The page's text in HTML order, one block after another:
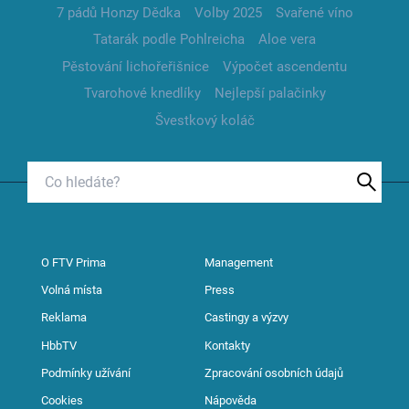
7 pádů Honzy Dědka
Volby 2025
Svařené víno
Tatarák podle Pohlreicha
Aloe vera
Pěstování lichořeřišnice
Výpočet ascendentu
Tvarohové knedlíky
Nejlepší palačinky
Švestkový koláč
O FTV Prima Management
Volná místa Press
Reklama Castingy a výzvy
HbbTV Kontakty
Podmínky užívání Zpracování osobních údajů
Cookies Nápověda